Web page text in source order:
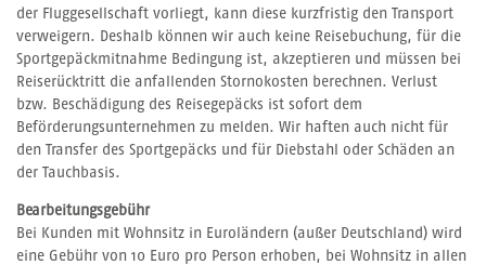
der Fluggesellschaft vorliegt, kann diese kurzfristig den Transport
verweigern. Deshalb können wir auch keine Reisebuchung, für die
Sportgepäckmitnahme Bedingung ist, akzeptieren und müssen bei
Reiserücktritt die anfallenden Stornokosten berechnen. Verlust
bzw. Beschädigung des Reisegepäcks ist sofort dem
Beförderungsunternehmen zu melden. Wir haften auch nicht für
den Transfer des Sportgepäcks und für Diebstahl oder Schäden an
der Tauchbasis.
Bearbeitungsgebühr
Bei Kunden mit Wohnsitz in Euroländern (außer Deutschland) wird
eine Gebühr von 10 Euro pro Person erhoben, bei Wohnsitz in allen